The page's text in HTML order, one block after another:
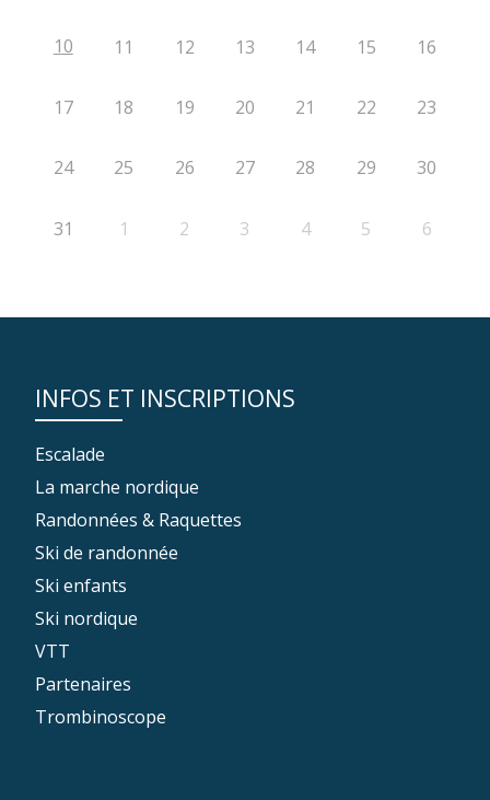
10 11 12 13 14 15 16
17 18 19 20 21 22 23
24 25 26 27 28 29 30
31 1 2 3 4 5 6
INFOS ET INSCRIPTIONS
Escalade
La marche nordique
Randonnées & Raquettes
Ski de randonnée
Ski enfants
Ski nordique
VTT
Partenaires
Trombinoscope